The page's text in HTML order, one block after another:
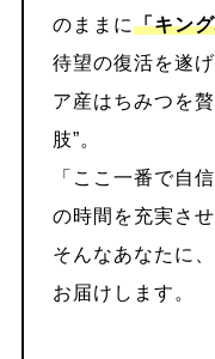
5.2.2.
2.
5.3.毎日飲
スと継続の
のままに「キン
待望の復活を遂
ア産はちみつを
肢”。
「ここ一番で自
の時間を充実させ
そんなあなたに
お届けします。